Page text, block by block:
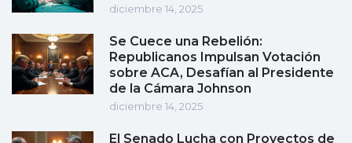
diciembre 14, 2025
Se Cuece una Rebelión:
Republicanos Impulsan Votación
sobre ACA, Desafían al Presidente
de la Cámara Johnson
diciembre 14, 2025
El Senado Lucha con Proyectos de